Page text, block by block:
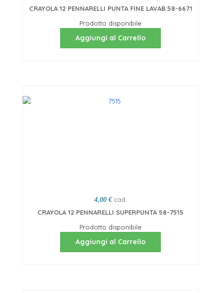
CRAYOLA 12 PENNARELLI PUNTA FINE LAVAB.58-6671
Prodotto disponibile
Aggiungi al Carrello
4,00 € cad.
CRAYOLA 12 PENNARELLI SUPERPUNTA 58-7515
Prodotto disponibile
Aggiungi al Carrello